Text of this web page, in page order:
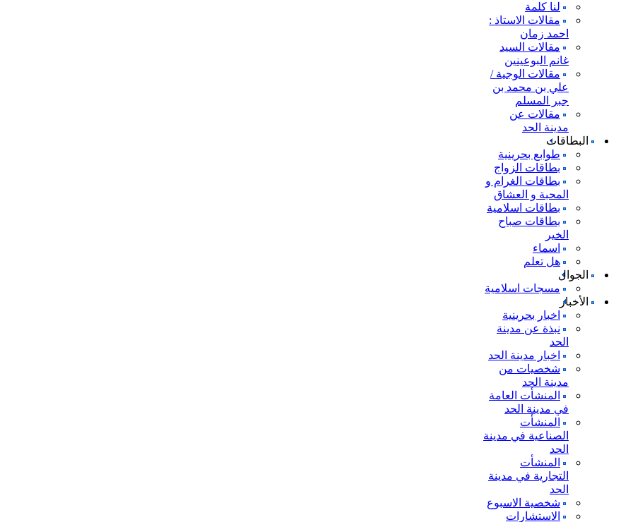
لنا كلمة
مقالات الاستاذ :
احمد زمان
مقالات السيد
غانم البوعينين
مقالات الوجية /
علي بن محمد بن
جبر المسلم
مقالات عن
مدينة الحد
البطاقات
طوابع بحرينية
بطاقات الزواج
بطاقات الغرام و
المحبة و العشاق
بطاقات اسلامية
بطاقات صباح
الخير
اسماء
هل تعلم
الجوال
مسجات اسلامية
الأخبار
اخبار بحرينية
نبذة عن مدينة
الحد
اخبار مدينة الحد
شخصيات من
مدينة الحد
المنشأت العامة
في مدينة الحد
المنشأت
الصناعية في مدينة
الحد
المنشأت
التجارية في مدينة
الحد
شخصية الاسبوع
الاستشارات